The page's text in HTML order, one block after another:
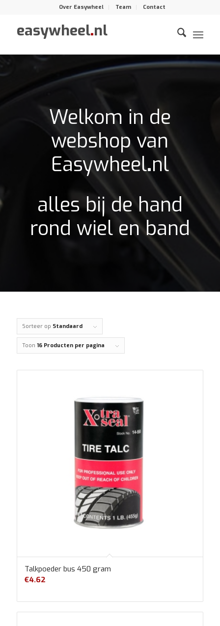
Over Easywheel Team Contact
easywheel.nl
Welkom in de
webshop van
Easywheel.nl
alles bij de hand
rond wiel en band
Sorteer op Standaard
Toon 16 Producten per pagina
Talkpoeder bus 450 gram
€4.62